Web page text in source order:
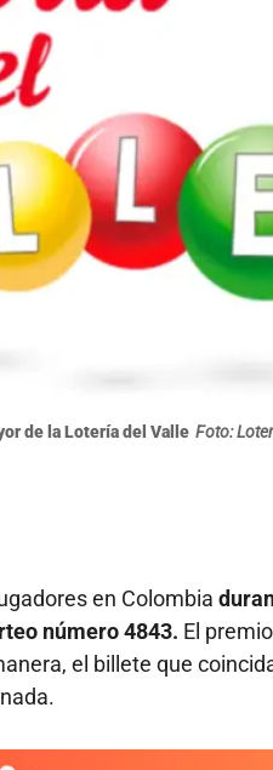
de la Lotería del Valle Foto:
en Colombia
número 4843. El
el billete que